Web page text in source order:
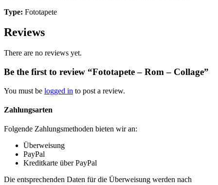
Type: Fototapete
Reviews
There are no reviews yet.
Be the first to review “Fototapete – Rom – Collage”
You must be logged in to post a review.
Zahlungsarten
Folgende Zahlungsmethoden bieten wir an:
Überweisung
PayPal
Kreditkarte über PayPal
Die entsprechenden Daten für die Überweisung werden nach